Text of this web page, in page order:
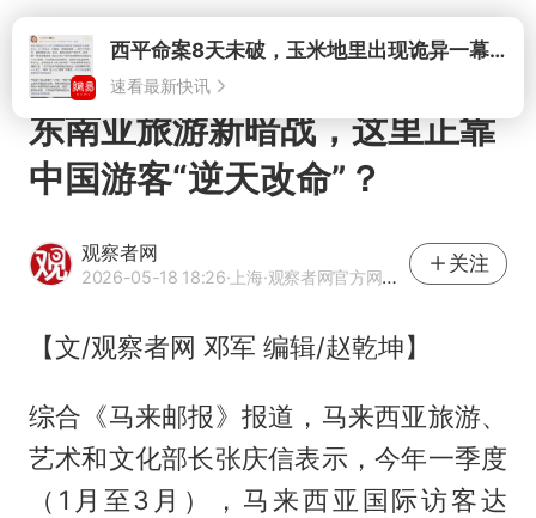
打开西平命案8天未破，玉米地里出现诡异一幕，我突然想起了欧金中
速看最新快讯
东南亚旅游新暗战，这里正靠
中国游客“逆天改命”？
观察者网
2026-05-18 18:26·上海·观察者网官方网易号
关注
【文/观察者网 邓军 编辑/赵乾坤】
综合《马来邮报》报道，马来西亚旅游、
艺术和文化部长张庆信表示，今年一季度
（1月至3月），马来西亚国际访客达